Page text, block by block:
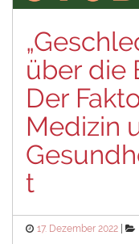
über die
Der
Medizin
t
Posted
17. Dezember 2022